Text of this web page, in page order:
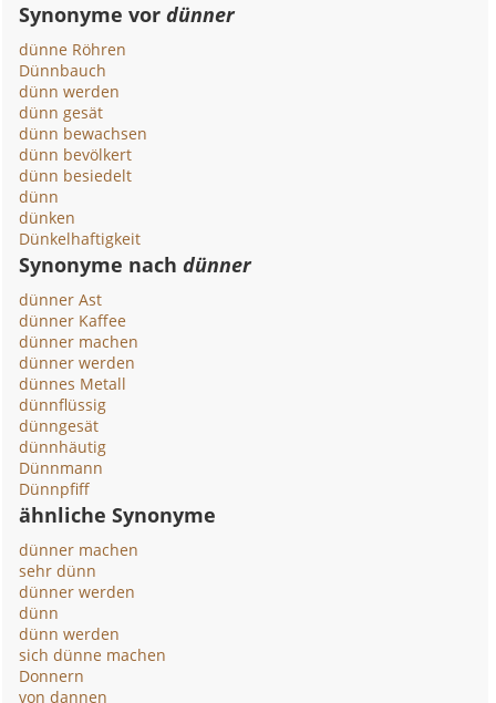
Synonyme vordünner
dünne Röhren
Dünnbauch
dünn werden
dünn gesät
dünn bewachsen
dünn bevölkert
dünn besiedelt
dünn
dünken
Dünkelhaftigkeit
Synonyme nachdünner
dünner Ast
dünner Kaffee
dünner machen
dünner werden
dünnes Metall
dünnflüssig
dünngesät
dünnhäutig
Dünnmann
Dünnpfiff
ähnliche Synonyme
dünner machen
sehr dünn
dünner werden
dünn
dünn werden
sich dünne machen
Donnern
von dannen